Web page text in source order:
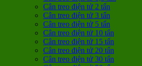
Cân treo điện tử 2 tấn
Cân treo điện tử 3 tấn
Cân treo điện tử 5 tấn
Cân treo điện tử 10 tấn
Cân treo điện tử 15 tấn
Cân treo điện tử 20 tấn
Cân treo điện tử 30 tấn